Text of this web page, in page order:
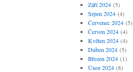
Září 2024(5)
Srpen 2024(4)
Červenec 2024(5)
Červen 2024(4)
Květen 2024(4)
Duben 2024(5)
Březen 2024(1)
Únor 2024(8)